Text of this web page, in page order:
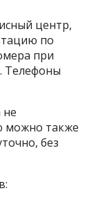
центр,
по
при
Телефоны
не
можно также
без